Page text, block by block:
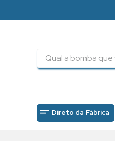
Direto da Fábrica
drenagem